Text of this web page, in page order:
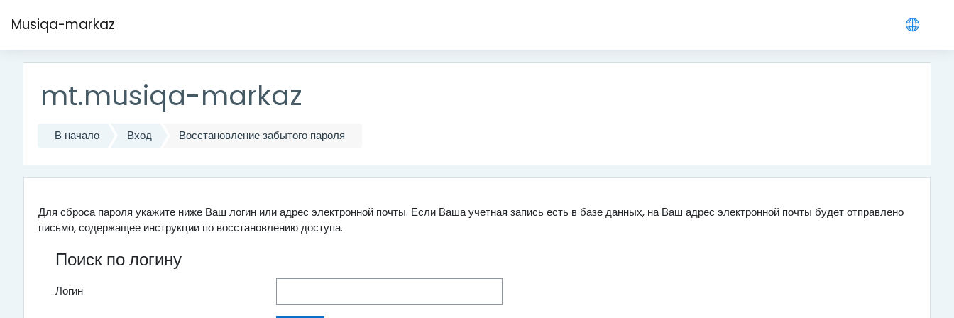
Musiqa-markaz
mt.musiqa-markaz
В начало Вход Восстановление забытого пароля
Для сброса пароля укажите ниже Ваш логин или адрес электронной почты. Если Ваша учетная запись есть в базе данных, на Ваш адрес электронной почты будет отправлено
письмо, содержащее инструкции по восстановлению доступа.
Поиск по логину
Логин